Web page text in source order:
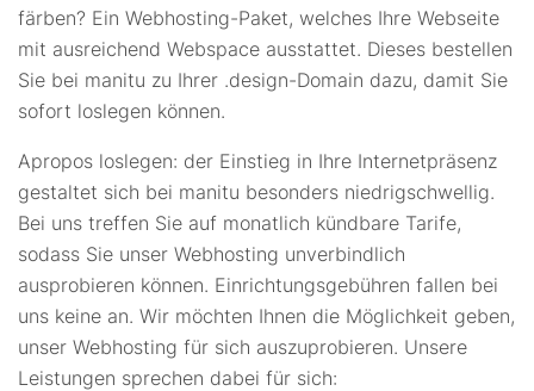
färben? Ein Webhosting-Paket, welches Ihre Webseite
mit ausreichend Webspace ausstattet. Dieses bestellen
Sie bei manitu zu Ihrer .design-Domain dazu, damit Sie
sofort loslegen können.
Apropos loslegen: der Einstieg in Ihre Internetpräsenz
gestaltet sich bei manitu besonders niedrigschwellig.
Bei uns treffen Sie auf monatlich kündbare Tarife,
sodass Sie unser Webhosting unverbindlich
ausprobieren können. Einrichtungsgebühren fallen bei
uns keine an. Wir möchten Ihnen die Möglichkeit geben,
unser Webhosting für sich auszuprobieren. Unsere
Leistungen sprechen dabei für sich: